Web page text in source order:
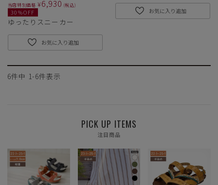
当店特別価格 ¥6,930 税込
30%OFF
ゆったりスニーカー
お気に入り追加
お気に入り追加
6件中 1-6件表示
PICK UP ITEMS
注目商品